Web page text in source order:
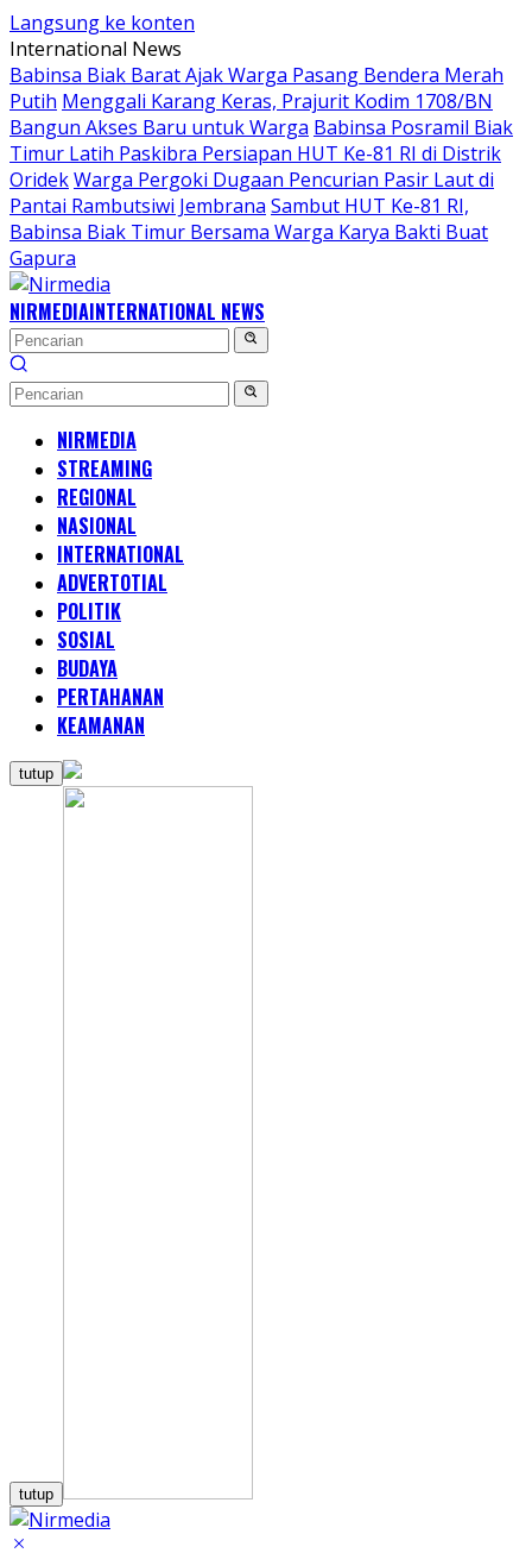
Langsung ke konten
International News
Babinsa Biak Barat Ajak Warga Pasang Bendera Merah
Putih Menggali Karang Keras, Prajurit Kodim 1708/BN
Bangun Akses Baru untuk Warga Babinsa Posramil Biak
Timur Latih Paskibra Persiapan HUT Ke-81 RI di Distrik
OridekWarga Pergoki Dugaan Pencurian Pasir Laut di
Pantai Rambutsiwi Jembrana Sambut HUT Ke-81 RI,
Babinsa Biak Timur Bersama Warga Karya Bakti Buat
Gapura
NIRMEDIAINTERNATIONAL NEWS
NIRMEDIA
STREAMING
REGIONAL
NASIONAL
INTERNATIONAL
ADVERTOTIAL
POLITIK
SOSIAL
BUDAYA
PERTAHANAN
KEAMANAN
tutup
tutup